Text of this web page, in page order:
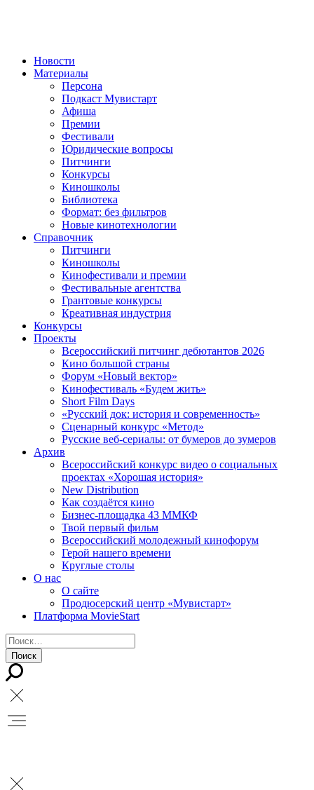
Новости
Материалы
Персона
Подкаст Мувистарт
Афиша
Премии
Фестивали
Юридические вопросы
Питчинги
Конкурсы
Киношколы
Библиотека
Формат: без фильтров
Новые кинотехнологии
Справочник
Питчинги
Киношколы
Кинофестивали и премии
Фестивальные агентства
Грантовые конкурсы
Креативная индустрия
Конкурсы
Проекты
Всероссийский питчинг дебютантов 2026
Кино большой страны
Форум «Новый вектор»
Кинофестиваль «Будем жить»
Short Film Days
«Русский док: история и современность»
Сценарный конкурс «Метод»
Русские веб-сериалы: от бумеров до зумеров
Архив
Всероссийский конкурс видео о социальных
проектах «Хорошая история»
New Distribution
Как создаётся кино
Бизнес-площадка 43 ММКФ
Твой первый фильм
Всероссийский молодежный кинофорум
Герой нашего времени
Круглые столы
О нас
О сайте
Продюсерский центр «Мувистарт»
Платформа MovieStart